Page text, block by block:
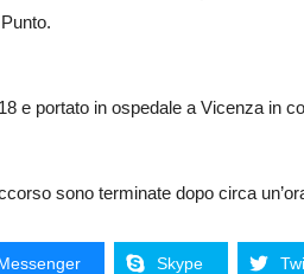
e portato in ospedale a Vicenza in
sono terminate dopo circa
Skype